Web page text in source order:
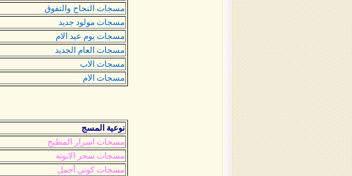
مسجات النجاح والتفوق
مسجات مولود جديد
مسجات يوم عيد الام
مسجات العام الجديد
مسجات الاب
مسجات الام
نوعية المسج
مسجات اسرار المطبخ
مسجات سحر الانوثه
مسجات كوني أجمل